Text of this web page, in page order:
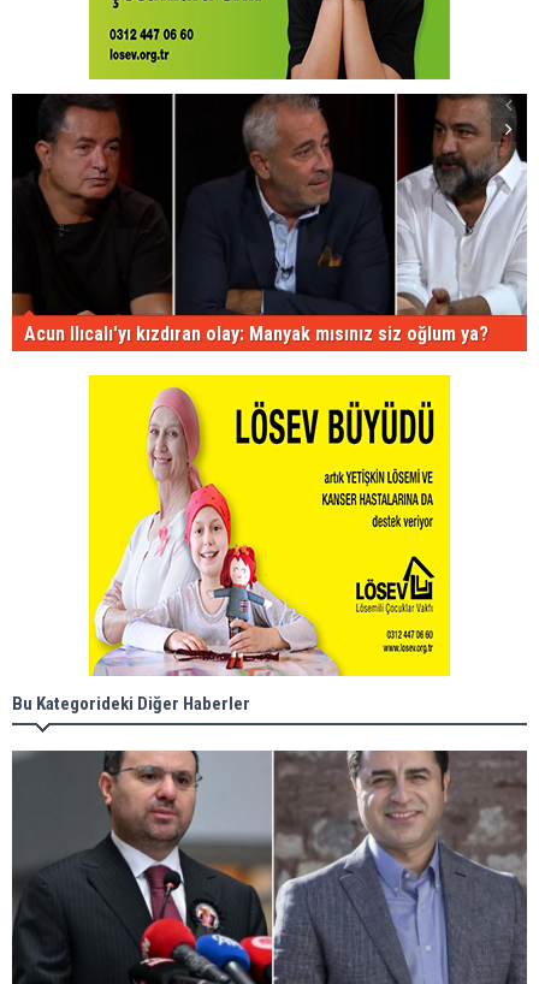
Acun Ilıcalı'yı kızdıran olay: Manyak mısınız siz oğlum ya?
Bu Kategorideki Diğer Haberler